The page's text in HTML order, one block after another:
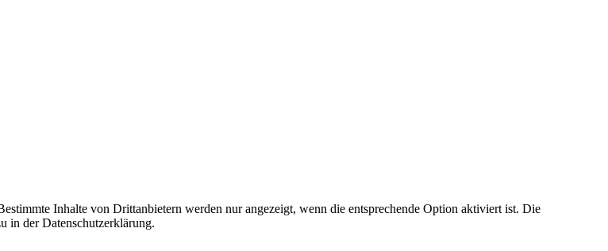
Inhalte von Drittanbietern werden nur angezeigt, wenn die entsprechende Option aktiviert ist. Die
in der Datenschutzerklärung.